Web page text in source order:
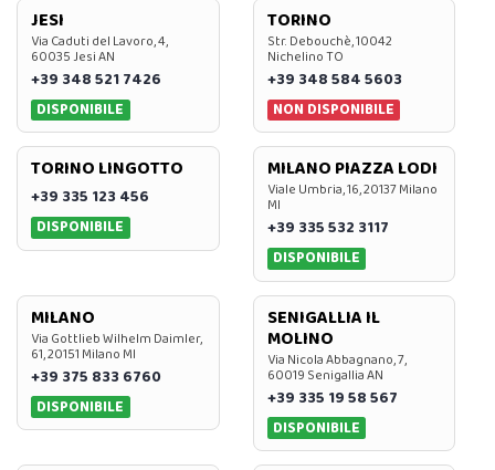
JESI
Via Caduti del Lavoro, 4,
60035 Jesi AN
+39 348 521 7426
DISPONIBILE
TORINO
Str. Debouchè, 10042
Nichelino TO
+39 348 584 5603
NON DISPONIBILE
TORINO LINGOTTO
+39 335 123 456
DISPONIBILE
MILANO PIAZZA LODI
Viale Umbria, 16, 20137 Milano
MI
+39 335 532 3117
DISPONIBILE
MILANO
Via Gottlieb Wilhelm Daimler,
61, 20151 Milano MI
+39 375 833 6760
DISPONIBILE
SENIGALLIA IL
MOLINO
Via Nicola Abbagnano, 7,
60019 Senigallia AN
+39 335 19 58 567
DISPONIBILE